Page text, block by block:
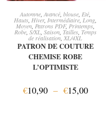
CHOIX DES OPTIONS
Automne Avancé blouse Eté
Hauts Hiver, Intermédiaire Long
Moyen Patrons PDF, Printemps,
Robe, S/XL, Saison, Tailles, Temps
de réalisation XL/4XL
PATRON DE COUTURE
CHEMISE ROBE
L’OPTIMISTE
€10,90 – €15,00